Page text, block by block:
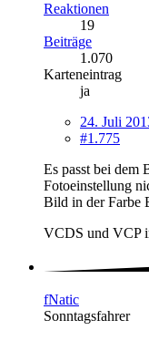
Reaktionen
19
Beiträge
1.070
Karteneintrag
ja
24. Juli
#1.775
Es passt bei dem
Fotoeinstellung
Bild in der Farbe
VCDS und VCP
fNatic
Sonntagsfahrer